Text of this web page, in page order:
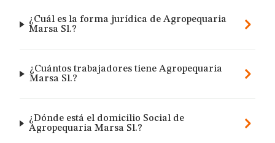
¿Cuál es la forma jurídica de Agropequaria
Marsa Sl.?
¿Cuántos trabajadores tiene Agropequaria
Marsa Sl.?
¿Dónde está el domicilio Social de
Agropequaria Marsa Sl.?